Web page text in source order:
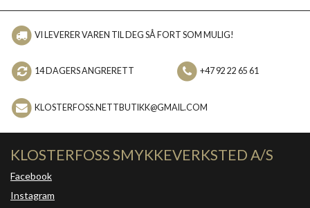
VI LEVERER VAREN TIL DEG SÅ FORT SOM MULIG!
14 DAGERS ANGRERETT +47 92 22 65 61
KLOSTERFOSS.NETTBUTIKK@GMAIL.COM
KLOSTERFOSS SMYKKEVERKSTED A/S
Facebook
Instagram